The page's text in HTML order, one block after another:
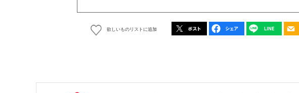
欲しいものリストに追加